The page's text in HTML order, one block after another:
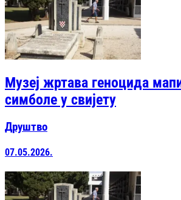
Музеј жртава геноцида
симболе у свијету
Друштво
07.05.2026.